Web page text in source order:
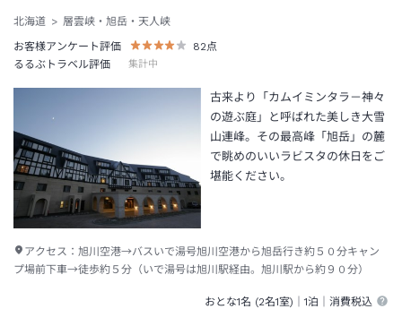
北海道
層雲峡・旭岳・天人峡
お客様アンケート評価
82点
るるぶトラベル評価
集計中
古来より「カムイミンタラ－神々
の遊ぶ庭」と呼ばれた美しき大雪
山連峰。その最高峰「旭岳」の麓
で眺めのいいラビスタの休日をご
堪能ください。
アクセス： 旭川空港→バスいで湯号旭川空港から旭岳行き約５０分キャン
プ場前下車→徒歩約５分（いで湯号は旭川駅経由。旭川駅から約９０分）
おとな1名 (2名1室)｜1泊 ｜消費税込